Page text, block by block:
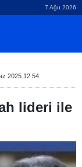
7 Ağu 2026
2025 12:54
lideri ile